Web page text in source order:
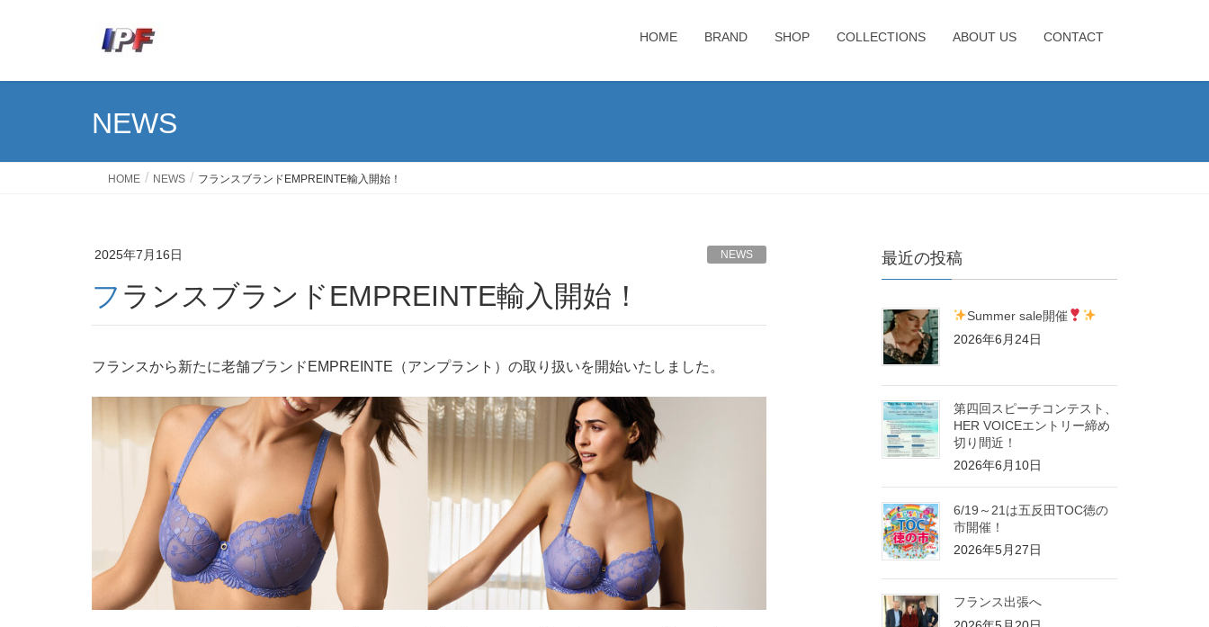
HOME BRAND SHOP COLLECTIONS ABOUT US CONTACT
NEWS
HOME NEWS フランスブランドEMPREINTE輸入開始！
2025年7月16日 NEWS
フランスブランドEMPREINTE輸入開始！
フランスから新たに老舗ブランドEMPREINTE（アンプラント）の取り扱いを開始いたしました。
最近の投稿
Summer sale開催
2026年6月24日
第四回スピーチコンテスト、
HER VOICEエントリー締め
切り間近！
2026年6月10日
6/19～21は五反田TOC徳の
市開催！
2026年5月27日
フランス出張へ